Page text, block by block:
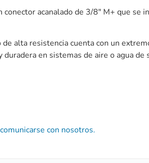
acanalado de 3/8″ M+ que se
de alta resistencia cuenta con un
en sistemas de aire o agua de
comunicarse con nosotros.